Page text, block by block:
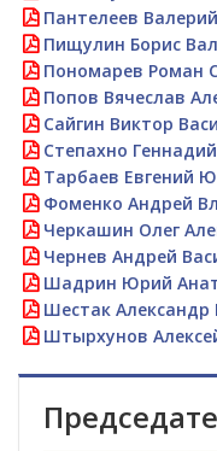
Пантелеев
Пищулин Борис
Пономарев Роман
Попов Вячеслав
Сайгин Виктор
Степахно
Тарбаев Евгений
Фоменко Андрей
Черкашин Олег
Чернев Андрей
Шадрин Юрий
Шестак
Штырхунов